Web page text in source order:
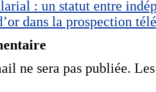
: un statut entre
dans la prospection
ne sera pas publiée.